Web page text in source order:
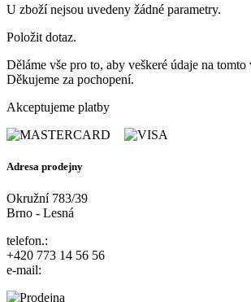
U zboží nejsou uvedeny žádné parametry.
Položit dotaz.
Děláme vše pro to, aby veškeré údaje na
Děkujeme za pochopení.
Akceptujeme platby
Adresa prodejny
Okružní 783/39
Brno - Lesná
telefon.:
+420 773 14 56 56
e-mail: